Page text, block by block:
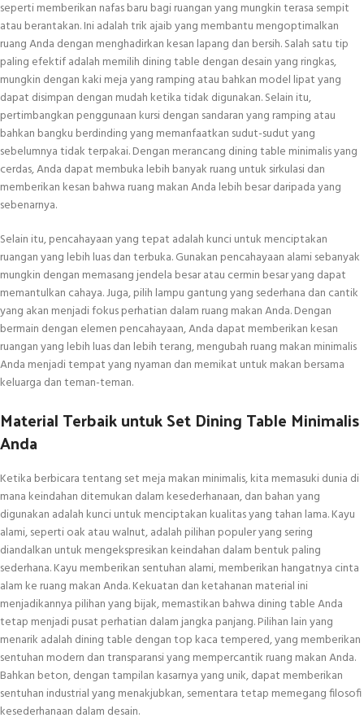
seperti memberikan nafas baru bagi ruangan yang mungkin terasa sempit
atau berantakan. Ini adalah trik ajaib yang membantu mengoptimalkan
ruang Anda dengan menghadirkan kesan lapang dan bersih. Salah satu tip
paling efektif adalah memilih dining table dengan desain yang ringkas,
mungkin dengan kaki meja yang ramping atau bahkan model lipat yang
dapat disimpan dengan mudah ketika tidak digunakan. Selain itu,
pertimbangkan penggunaan kursi dengan sandaran yang ramping atau
bahkan bangku berdinding yang memanfaatkan sudut-sudut yang
sebelumnya tidak terpakai. Dengan merancang dining table minimalis yang
cerdas, Anda dapat membuka lebih banyak ruang untuk sirkulasi dan
memberikan kesan bahwa ruang makan Anda lebih besar daripada yang
sebenarnya.
Selain itu, pencahayaan yang tepat adalah kunci untuk menciptakan
ruangan yang lebih luas dan terbuka. Gunakan pencahayaan alami sebanyak
mungkin dengan memasang jendela besar atau cermin besar yang dapat
memantulkan cahaya. Juga, pilih lampu gantung yang sederhana dan cantik
yang akan menjadi fokus perhatian dalam ruang makan Anda. Dengan
bermain dengan elemen pencahayaan, Anda dapat memberikan kesan
ruangan yang lebih luas dan lebih terang, mengubah ruang makan minimalis
Anda menjadi tempat yang nyaman dan memikat untuk makan bersama
keluarga dan teman-teman.
Material Terbaik untuk Set Dining Table Minimalis
Anda
Ketika berbicara tentang set meja makan minimalis, kita memasuki dunia di
mana keindahan ditemukan dalam kesederhanaan, dan bahan yang
digunakan adalah kunci untuk menciptakan kualitas yang tahan lama. Kayu
alami, seperti oak atau walnut, adalah pilihan populer yang sering
diandalkan untuk mengekspresikan keindahan dalam bentuk paling
sederhana. Kayu memberikan sentuhan alami, memberikan hangatnya cinta
alam ke ruang makan Anda. Kekuatan dan ketahanan material ini
menjadikannya pilihan yang bijak, memastikan bahwa dining table Anda
tetap menjadi pusat perhatian dalam jangka panjang. Pilihan lain yang
menarik adalah dining table dengan top kaca tempered, yang memberikan
sentuhan modern dan transparansi yang mempercantik ruang makan Anda.
Bahkan beton, dengan tampilan kasarnya yang unik, dapat memberikan
sentuhan industrial yang menakjubkan, sementara tetap memegang filosofi
kesederhanaan dalam desain.